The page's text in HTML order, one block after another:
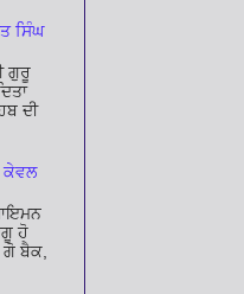
ਸਿੰਘ
ਗੁਰੂ
ਦੀ
ਕੇਵਲ
ਹੋ
ਬੈਕ,